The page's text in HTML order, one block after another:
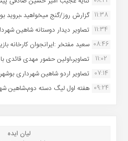
11:38 گزارش روز/گنج میخواهید ،بروید
11:34 تصاویر دیدار دوستانه شاهین
08:46 سعید مفتخر :ایرانجوان کارخانه
11:02
تصاویر،اولین حضور مهدی قائدی
07:14 تصاویر اردو شاهین شهرداری
09:24 هفته اول لیگ دسته دوم،شاهین
لیان ایده